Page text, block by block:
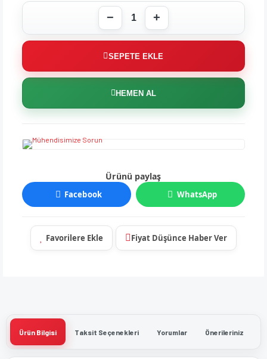
SEPETE EKLE
HEMEN AL
Ürünü paylaş
Facebook WhatsApp
Fiyat Düşünce Haber Ver
Ürün Bilgisi Taksit Seçenekleri Yorumlar Önerileriniz